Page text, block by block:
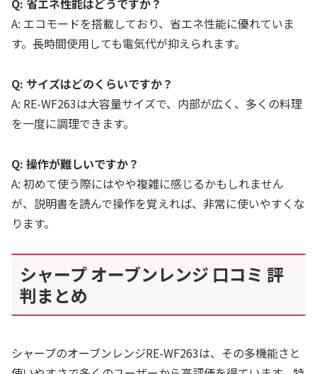
Q: 省エネ性能はどうですか？
A: エコモードを搭載しており、省エネ性能に優れていま
す。長時間使用しても電気代が抑えられます。
Q: サイズはどのくらいですか？
A: RE-WF263は大容量サイズで、内部が広く、多くの料理
を一度に調理できます。
Q: 操作が難しいですか？
A: 初めて使う際にはやや複雑に感じるかもしれません
が、説明書を読んで操作を覚えれば、非常に使いやすくな
ります。
シャープ オーブンレンジ 口コミ 評
判まとめ
シャープのオーブンレンジRE-WF263は、その多機能さと